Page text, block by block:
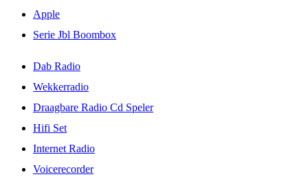
Apple
Serie Jbl Boombox
Dab Radio
Wekkerradio
Draagbare Radio Cd Speler
Hifi Set
Internet Radio
Voicerecorder